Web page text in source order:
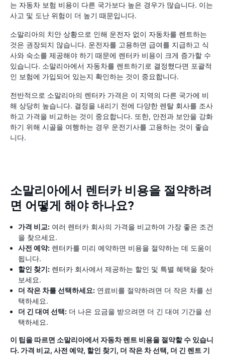
는 자동차 보험 비용이 다른 국가보다 높은 경우가 많습니다. 이는
사고 및 도난 위험이 더 높기 때문입니다.
소말리아의 치안 상황으로 인해 운전자 없이 자동차를 렌트하는
것은 권장되지 않습니다. 운전자를 고용하면 급여를 지급하고 식
사와 숙소를 제공해야 하기 때문에 렌터카 비용이 크게 증가할 수
있습니다. 소말리아에서 자동차를 렌트하기로 결정했다면 포괄적
인 보험에 가입되어 있는지 확인하는 것이 중요합니다.
전반적으로 소말리아의 렌터카 가격은 이 지역의 다른 국가에 비
해 상당히 높습니다. 결정을 내리기 전에 다양한 렌탈 회사를 조사
하고 가격을 비교하는 것이 중요합니다. 또한, 안전과 보안을 강화
하기 위해 시골을 여행하는 경우 운전기사를 고용하는 것이 좋습
니다.
소말리아에서 렌터카 비용을 절약하려
면 어떻게 해야 하나요?
가격 비교: 여러 렌터카 회사의 가격을 비교하여 가장 좋은 조건
을 찾으세요.
사전 예약: 렌터카를 미리 예약하면 비용을 절약하는 데 도움이
됩니다.
할인 찾기: 렌터카 회사에서 제공하는 할인 및 특별 혜택을 찾아
보세요.
더 작은 차를 선택하세요: 연료비를 절약하려면 더 작은 차를 선
택하세요.
더 긴 대여 선택: 더 나은 요금을 받으려면 더 긴 대여 기간을 선
택하세요.
이 팁을 따르면 소말리아에서 자동차 렌트 비용을 절약할 수 있습니
다. 가격 비교, 사전 예약, 할인 찾기, 더 작은 차 선택, 더 긴 렌트 기